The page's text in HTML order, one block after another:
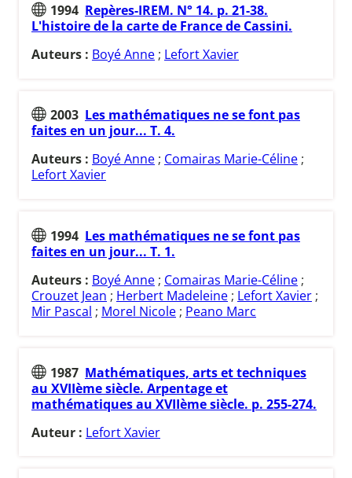
1994 Repères-IREM. N° 14. p. 21-38.
L'histoire de la carte de France de Cassini.
Auteurs : Boyé Anne ; Lefort Xavier
2003 Les mathématiques ne se font pas
faites en un jour... T. 4.
Auteurs : Boyé Anne; Comairas Marie-Céline;
Lefort Xavier
1994 Les mathématiques ne se font pas
faites en un jour... T. 1.
Auteurs : Boyé Anne ; Comairas Marie-Céline ;
Crouzet Jean ; Herbert Madeleine ; Lefort Xavier ;
Mir Pascal ; Morel Nicole ; Peano Marc
1987 Mathématiques, arts et techniques
au XVIIème siècle. Arpentage et
mathématiques au XVIIème siècle. p. 255-274.
Auteur : Lefort Xavier